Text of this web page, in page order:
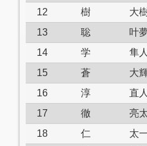
12
樹 大
13
聡 叶
14
学 隼人
15
蒼 大
16
淳 直人
17
徹 亮
18
仁 太